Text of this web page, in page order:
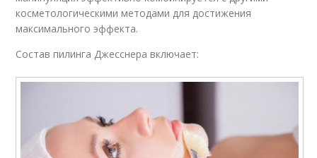
косметологическими методами для достижения
максимального эффекта.
Состав пилинга Джесснера включает: